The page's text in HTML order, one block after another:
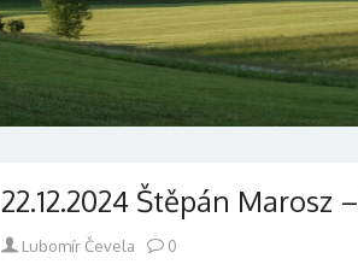
22.12.2024 Štěpán Marosz
Author
Lubomír Čevela 0